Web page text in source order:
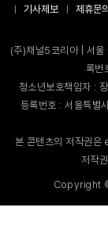
기사제보
제휴문
(주)채널5코리아 | 서
록
청소년보호책임자 :
등록번호 : 서울특
본 콘텐츠의 저작권은
저작